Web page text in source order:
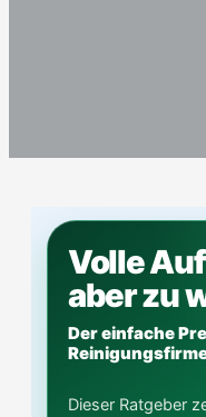
Volle
aber zu
Der einfache
Dieser Ratgeber